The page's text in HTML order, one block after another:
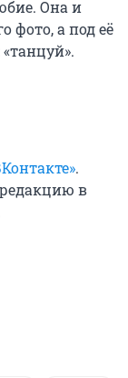
Она и
фото, а под её
.
в